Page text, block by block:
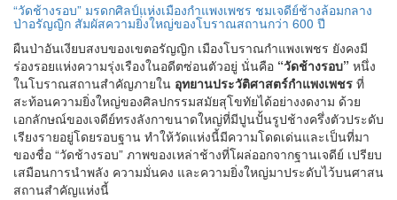
“วัดช้างรอบ” มรดกศิลป์แห่งเมืองกำแพงเพชร ชมเจดีย์ช้างล้อมกลาง
ป่าอรัญญิก สัมผัสความยิ่งใหญ่ของโบราณสถานกว่า 600 ปี
ผืนป่าอันเงียบสงบของเขตอรัญญิก เมืองโบราณกำแพงเพชร ยังคงมี
ร่องรอยแห่งความรุ่งเรืองในอดีตซ่อนตัวอยู่ นั่นคือ “วัดช้างรอบ” หนึ่ง
ในโบราณสถานสำคัญภายใน อุทยานประวัติศาสตร์กำแพงเพชร ที่
สะท้อนความยิ่งใหญ่ของศิลปกรรมสมัยสุโขทัยได้อย่างงดงาม ด้วย
เอกลักษณ์ของเจดีย์ทรงลังกาขนาดใหญ่ที่มีปูนปั้นรูปช้างครึ่งตัวประดับ
เรียงรายอยู่โดยรอบฐาน ทำให้วัดแห่งนี้มีความโดดเด่นและเป็นที่มา
ของชื่อ “วัดช้างรอบ” ภาพของเหล่าช้างที่โผล่ออกจากฐานเจดีย์ เปรียบ
เสมือนการนำพลัง ความมั่นคง และความยิ่งใหญ่มาประดับไว้บนศาสน
สถานสำคัญแห่งนี้